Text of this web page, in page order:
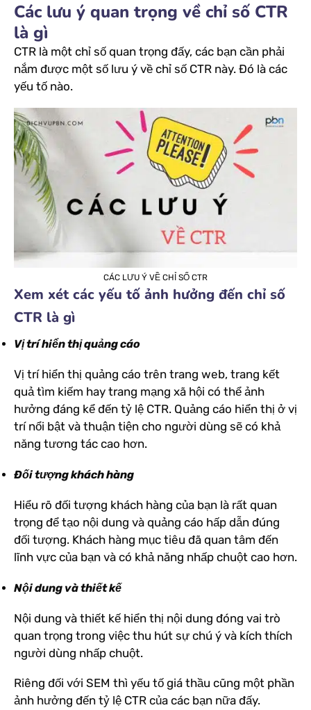
Các lưu ý quan trọng về chỉ số CTR
là gì
CTR là một chỉ số quan trọng đấy, các bạn cần phải
nắm được một số lưu ý về chỉ số CTR này. Đó là các
yếu tố nào.
CÁC LƯU Ý VỀ CHỈ SỐ CTR
Xem xét các yếu tố ảnh hưởng đến chỉ số
CTR là gì
Vị trí hiển thị quảng cáo
Vị trí hiển thị quảng cáo trên trang web, trang kết
quả tìm kiếm hay trang mạng xã hội có thể ảnh
hưởng đáng kể đến tỷ lệ CTR. Quảng cáo hiển thị ở vị
trí nổi bật và thuận tiện cho người dùng sẽ có khả
năng tương tác cao hơn.
Đối tượng khách hàng
Hiểu rõ đối tượng khách hàng của bạn là rất quan
trọng để tạo nội dung và quảng cáo hấp dẫn đúng
đối tượng. Khách hàng mục tiêu đã quan tâm đến
lĩnh vực của bạn và có khả năng nhấp chuột cao hơn.
Nội dung và thiết kế
Nội dung và thiết kế hiển thị nội dung đóng vai trò
quan trọng trong việc thu hút sự chú ý và kích thích
người dùng nhấp chuột.
Riêng đối với SEM thì yếu tố giá thầu cũng một phần
ảnh hưởng đến tỷ lệ CTR của các bạn nữa đấy.